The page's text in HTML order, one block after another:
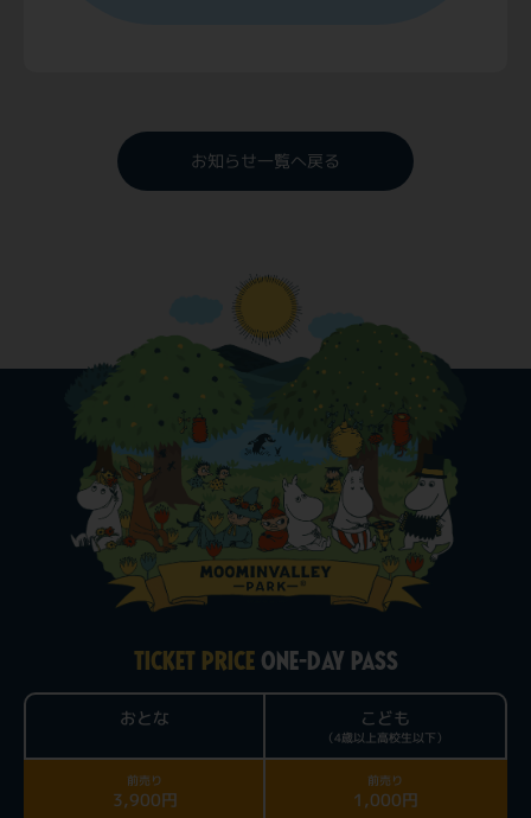
お知らせ一覧へ戻る
TICKET PRICEONE-DAY PASS
おとな こども
（4歳以上高校生以下）
前売り
3,900円
前売り
1,000円